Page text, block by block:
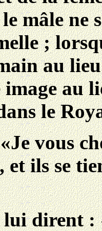
mâle ne
;
au
au
le
vous
et ils se
lui dirent